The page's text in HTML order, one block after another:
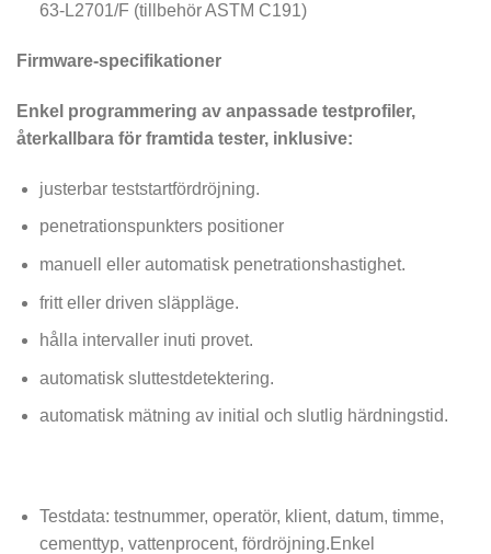
63-L2701/F (tillbehör ASTM C191)
Firmware-specifikationer
Enkel programmering av anpassade testprofiler,
återkallbara för framtida tester, inklusive:
justerbar teststartfördröjning.
penetrationspunkters positioner
manuell eller automatisk penetrationshastighet.
fritt eller driven släppläge.
hålla intervaller inuti provet.
automatisk sluttestdetektering.
automatisk mätning av initial och slutlig härdningstid.
Testdata: testnummer, operatör, klient, datum, timme,
cementtyp, vattenprocent, fördröjning.Enkel